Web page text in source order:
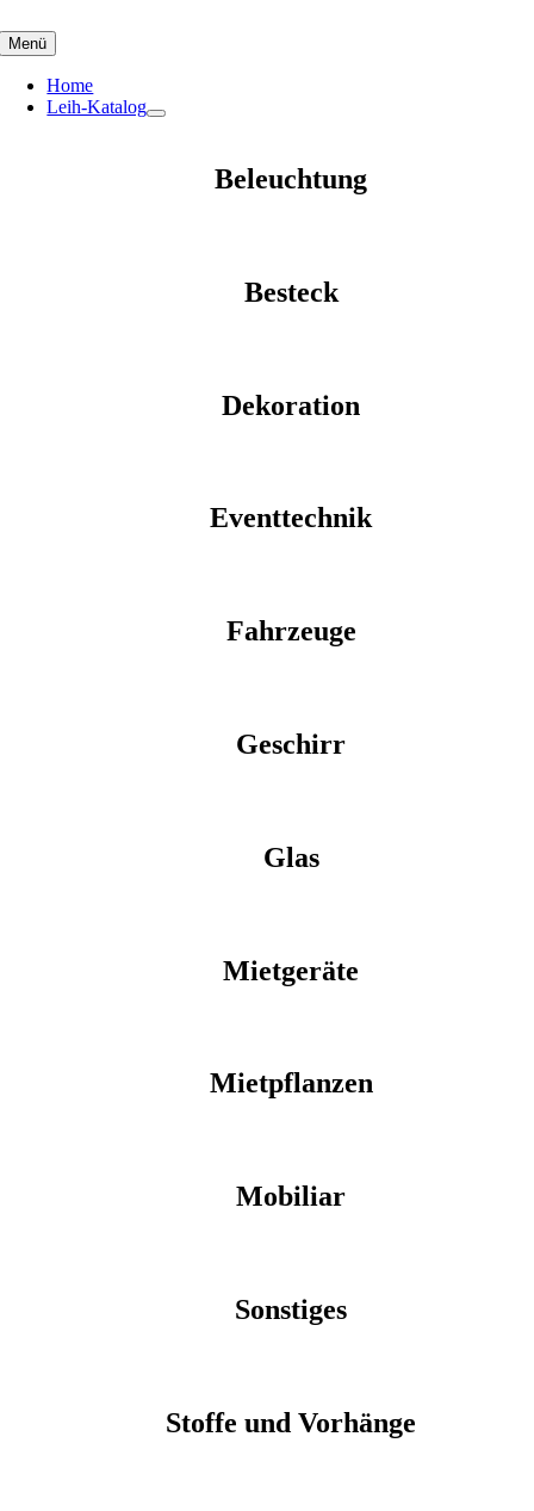
to
content
Menü
Home
Leih-Katalog
Beleuchtung
Besteck
Dekoration
Eventtechnik
Fahrzeuge
Geschirr
Glas
Mietgeräte
Mietpflanzen
Mobiliar
Sonstiges
Stoffe und Vorhänge